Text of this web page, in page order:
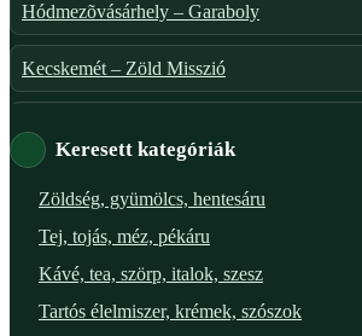
Hódmezõvásárhely – Garaboly
Kecskemét – Zöld Misszió
XI. ker. – Lemérem
Keresett kategóriák
Zöldség, gyümölcs, hentesáru
Tej, tojás, méz, pékáru
Kávé, tea, szörp, italok, szesz
Tartós élelmiszer, krémek, szószok